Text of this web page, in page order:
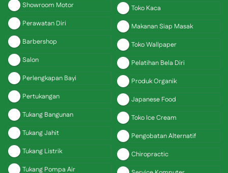
Showroom Motor
Perawatan Diri
Barbershop
Salon
Perlengkapan Bayi
Pertukangan
Tukang Bangunan
Tukang Jahit
Tukang Listrik
Tukang Pompa Air
Toko Kaca
Makanan Siap Masak
Toko Wallpaper
Pelatihan Bela Diri
Produk Organik
Japanese Food
Toko Ice Cream
Pengobatan Alternatif
Chiropractic